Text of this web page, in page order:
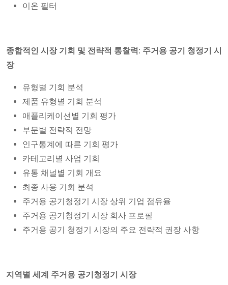
이온 필터
종합적인 시장 기회 및 전략적 통찰력: 주거용 공기 청정기 시
장
유형별 기회 분석
제품 유형별 기회 분석
애플리케이션별 기회 평가
부문별 전략적 전망
인구통계에 따른 기회 평가
카테고리별 사업 기회
유통 채널별 기회 개요
최종 사용 기회 분석
주거용 공기청정기 시장 상위 기업 점유율
주거용 공기청정기 시장 회사 프로필
주거용 공기 청정기 시장의 주요 전략적 권장 사항
지역별 세계 주거용 공기청정기 시장